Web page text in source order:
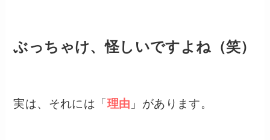
ぶっちゃけ、怪しいですよね（笑）
実は、それには「理由 」があります。